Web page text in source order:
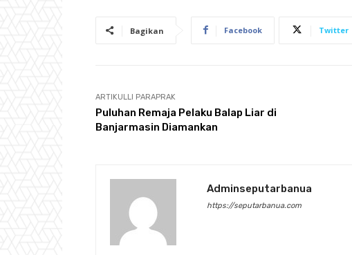
Bagikan Facebook Twitter
ARTIKULLI PARAPRAK
Puluhan Remaja Pelaku Balap Liar di
Banjarmasin Diamankan
Adminseputarbanua
https://seputarbanua.com